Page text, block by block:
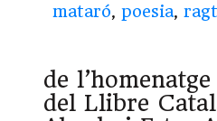
mataró, poesia,
de
del Llibre